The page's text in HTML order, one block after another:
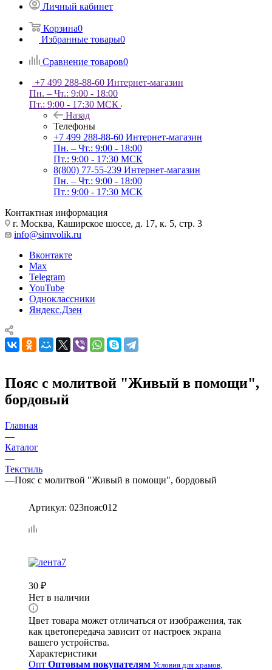
Личный кабинет
Корзина0
Избранные товары0
Сравнение товаров0
+7 499 288-88-60 Интернет-магазин
Пн. – Чт.: 9:00 - 18:00
Пт.: 9:00 - 17:30 МСК
Назад
Телефоны
+7 499 288-88-60 Интернет-магазин
Пн. – Чт.: 9:00 - 18:00
Пт.: 9:00 - 17:30 МСК
8(800) 77-55-239 Интернет-магазин
Пн. – Чт.: 9:00 - 18:00
Пт.: 9:00 - 17:30 МСК
Контактная информация
г. Москва, Каширское шоссе, д. 17, к. 5, стр. 3
info@simvolik.ru
Вконтакте
Max
Telegram
YouTube
Одноклассники
Яндекс.Дзен
Пояс с молитвой "Живый в помощи",
бордовый
Главная
—
Каталог
—
Текстиль
—Пояс с молитвой "Живый в помощи", бордовый
Артикул: 023пояс012
30 ₽
Нет в наличии
Цвет товара может отличаться от изображения, так
как цветопередача зависит от настроек экрана
вашего устройства.
Характеристики
Опт Оптовым покупателям Условия для храмов,